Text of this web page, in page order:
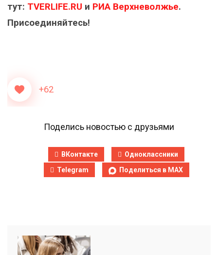
тут: TVERLIFE.RU и РИА Верхневолжье.
Присоединяйтесь!
+62
Поделись новостью с друзьями
ВКонтакте
Одноклассники
Telegram
Поделиться в MAX